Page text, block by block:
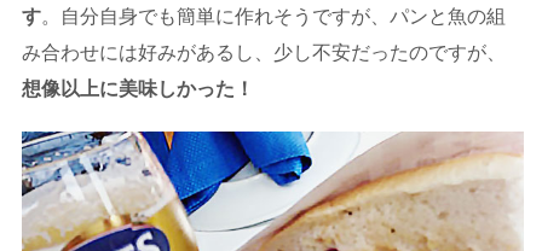
す。自分自身でも簡単に作れそうですが、パンと魚の組
み合わせには好みがあるし、少し不安だったのですが、
想像以上に美味しかった！